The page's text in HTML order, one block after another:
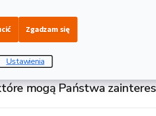
Ustawienia
Zgadzam się
6060, o twardości T66, produkowana
spawalna. Stanowi bardzo
w produkcji różnych konstrukcji, ram czy
40 mm i grubością ścianki 2 mm. Waga
mogą Państwa